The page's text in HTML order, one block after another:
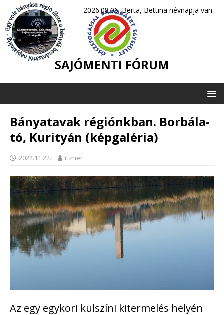
2026.08.06. Berta, Bettina névnapja van.
SAJÓMENTI FÓRUM
Bányatavak régiónkban. Borbála-
tó, Kurityán (képgaléria)
2022.11.22. rizner
Az egy egykori külszíni kitermelés helyén